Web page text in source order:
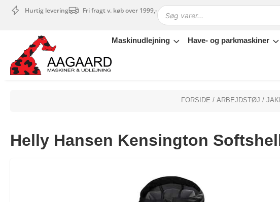
Hurtig levering Fri fragt v. køb over 1999,-
Maskinudlejning Have- og parkmaskiner
Maskinudlejning
Have- og parkmaskiner
Sikkerhed og tilbehør
Outlet
Tips og tricks
FORSIDE / ARBEJDSTØJ /
Helly Hansen Kensington